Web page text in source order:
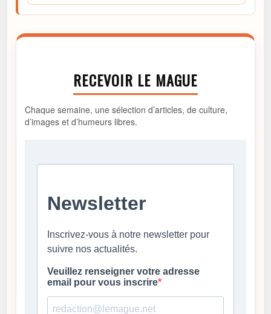
RECEVOIR LE MAGUE
Chaque semaine, une sélection d’articles, de culture,
d’images et d’humeurs libres.